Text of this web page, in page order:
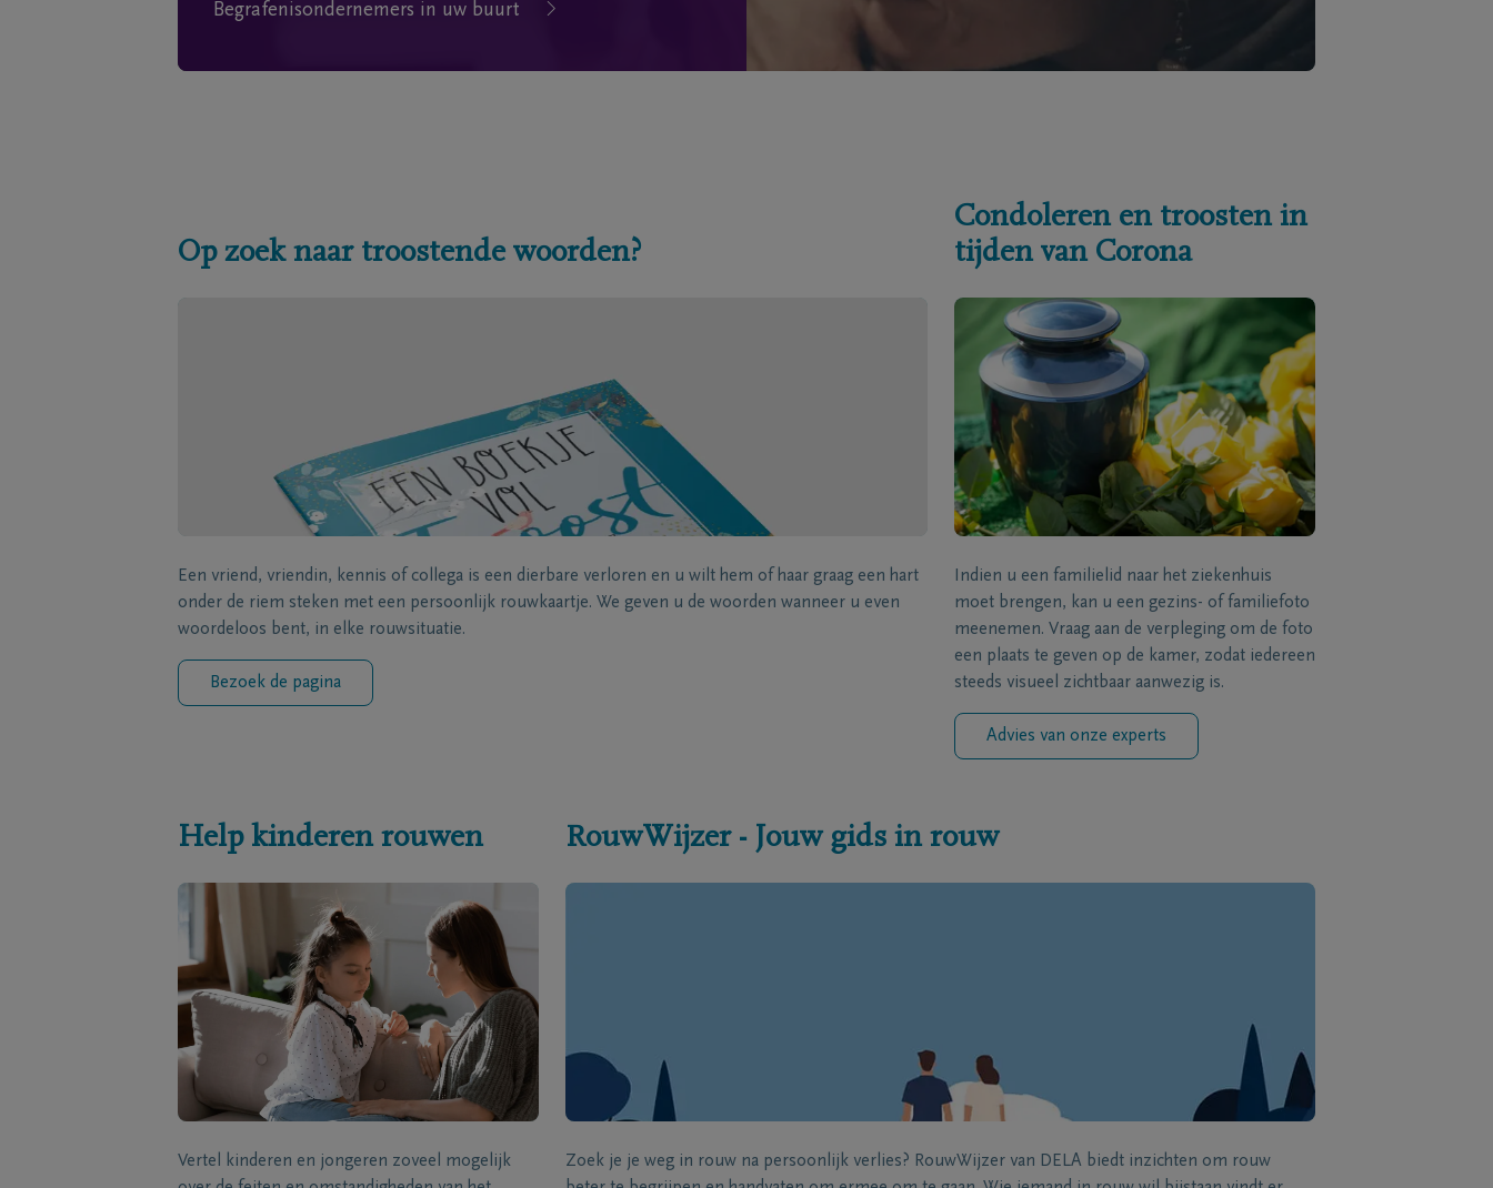
Begrafenisondernemers in uw buurt
Op zoek naar troostende woorden?
Een vriend, vriendin, kennis of collega is een dierbare verloren en u wilt hem of haar graag een hart
onder de riem steken met een persoonlijk rouwkaartje. We geven u de woorden wanneer u even
woordeloos bent, in elke rouwsituatie.
Bezoek de pagina
Condoleren en troosten in
tijden van Corona
Indien u een familielid naar het ziekenhuis
moet brengen, kan u een gezins- of familiefoto
meenemen. Vraag aan de verpleging om de foto
een plaats te geven op de kamer, zodat iedereen
steeds visueel zichtbaar aanwezig is.
Advies van onze experts
Help kinderen rouwen
Vertel kinderen en jongeren zoveel mogelijk
RouwWijzer - Jouw gids in rouw
Zoek je je weg in rouw na persoonlijk verlies? RouwWijzer van DELA biedt inzichten om rouw